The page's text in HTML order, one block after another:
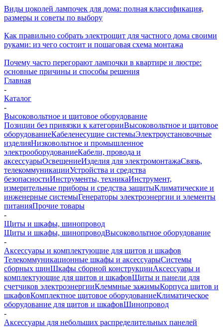
Виды цоколей лампочек для дома: полная классификация,
размеры и советы по выбору
Как правильно собрать электрощит для частного дома своими
руками: из чего состоит и пошаговая схема монтажа
Почему часто перегорают лампочки в квартире и люстре:
основные причины и способы решения
Главная
-
Каталог
-
Высоковольтное и щитовое оборудование
Позиции без привязки к категорииВысоковольтное и щитовое
оборудованиеКабеленесущие системыЭлектроустановочные
изделияНизковольтное и промышленное
электрооборудованиеКабели, провода и
аксессуарыОсвещениеИзделия для электромонтажаСвязь,
телекоммуникацииУстройства и средства
безопасностиИнструменты, техникаИнструмент,
измерительные приборы и средства защитыКлиматические и
инженерные системыГенераторы электроэнергии и элементы
питанияПрочие товары
-
Щиты и шкафы, шинопровод
Щиты и шкафы, шинопроводВысоковольтное оборудование
-
Аксессуары и комплектующие для щитов и шкафов
Телекоммуникационные шкафы и аксессуарыСистемы
сборных шинШкафы сборной конструкцииАксессуары и
комплектующие для щитов и шкафовЩиты и панели для
счетчиков электроэнергииКлеммные зажимыКорпуса щитов и
шкафовКомплектное щитовое оборудованиеКлиматическое
оборудование для щитов и шкафовШинопровод
-
Аксессуары для небольших распределительных панелей